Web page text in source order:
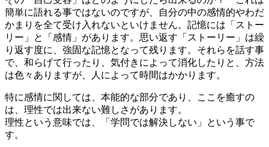
簡単に語れる事ではないのですが、自分の中の感情的やわだ
かまりを全て受け入れないといけません。記憶には「ストー
リー」と「感情」があります。思い返す「ストーリー」は繰
り返す度に、強固な記憶となって残ります。それらを話す事
で、和らげて行ったり、気付きによって消化したりと、方法
は色々ありますが、人によって時間はかかります。
特に感情に関しては、本能的な部分であり、ここを癒すの
は、理性では出来ない難しさがあります。
理性という意味では、「学問では解決しない」という事で
す。